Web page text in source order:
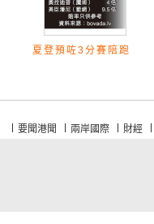
夏登預咗3分賽陪跑
要聞港聞 兩岸國際 財經